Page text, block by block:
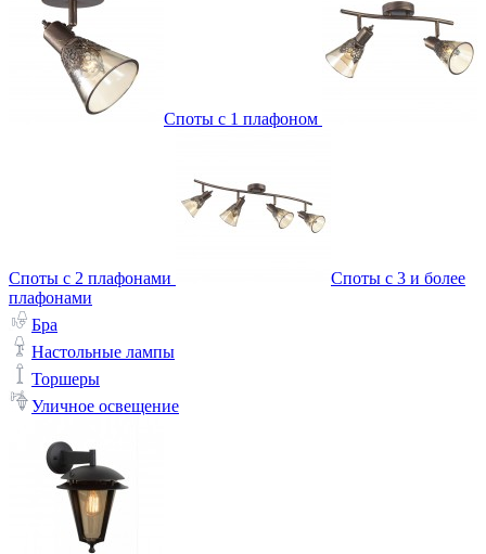
Споты с 1 плафоном
Споты с 2 плафонами
Споты с 3 и более
плафонами
Бра
Настольные лампы
Торшеры
Уличное освещение